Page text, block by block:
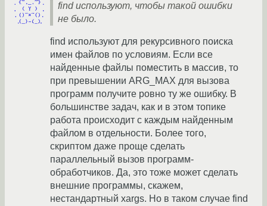
find используют, чтобы такой ошибки
не было.
find используют для рекурсивного поиска
имен файлов по условиям. Если все
найденные файлы поместить в массив, то
при превышении ARG_MAX для вызова
программ получите ровно ту же ошибку. В
большинстве задач, как и в этом топике
работа происходит с каждым найденным
файлом в отдельности. Более того,
скриптом даже проще сделать
параллельный вызов программ-
обработчиков. Да, это тоже может сделать
внешние программы, скажем,
нестандартный xargs. Но в таком случае find